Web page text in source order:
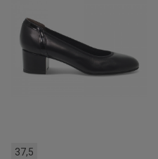
37,5